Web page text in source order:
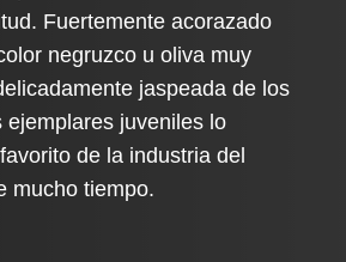
Fuertemente acorazado
negruzco u oliva muy
jaspeada de los
ejemplares juveniles lo
de la industria del
mucho tiempo.